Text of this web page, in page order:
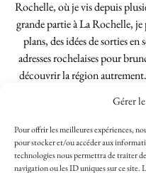
Gérer
Pour offrir les meilleures expériences,
pour stocker et/ou accéder aux
technologies nous permettra de traiter
navigation ou les ID uniques sur ce site.
Rochelle, où je vis depuis
grande partie à La Rochelle,
plans, des idées de sorties
adresses rochelaises pour
découvrir la région
Rochelle, tenu par une
soyez Rochelais·e ou de
articles vous aideront à